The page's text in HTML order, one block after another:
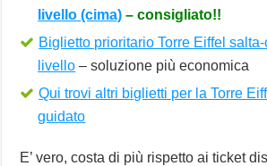
livello (cima) – consigliato!!
Biglietto prioritario Torre Eiffel
livello – soluzione più economica
Qui trovi altri biglietti per la Torre
guidato
E’ vero, costa di più rispetto ai ticket